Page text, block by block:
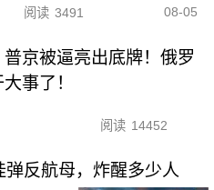
阅读 3491 08-05
普京被逼亮出底牌！俄罗
事了！
阅读 14452
弹反航母，炸醒多少人